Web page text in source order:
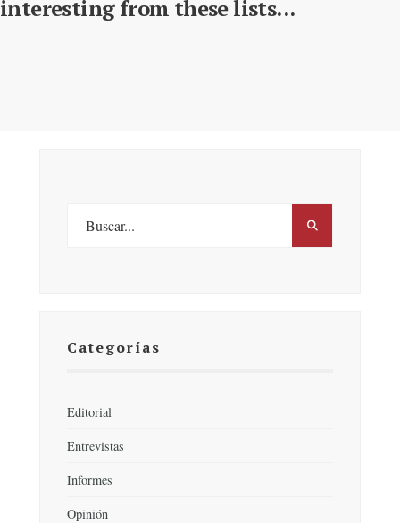
interesting from these lists...
Categorías
Editorial
Entrevistas
Informes
Opinión